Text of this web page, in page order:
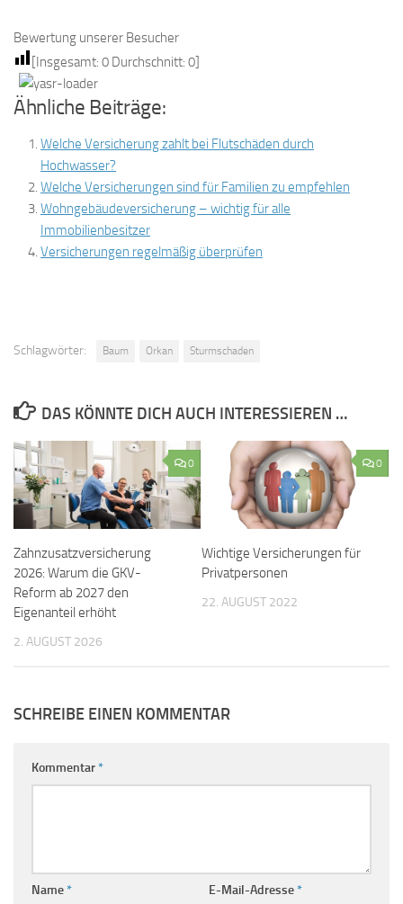
Bewertung unserer Besucher
[Insgesamt: 0 Durchschnitt: 0]
Ähnliche Beiträge:
Welche Versicherung zahlt bei Flutschäden durch
Hochwasser?
Welche Versicherungen sind für Familien zu empfehlen
Wohngebäudeversicherung – wichtig für alle
Immobilienbesitzer
Versicherungen regelmäßig überprüfen
Schlagwörter: Baum Orkan Sturmschaden
DAS KÖNNTE DICH AUCH INTERESSIEREN …
0
Zahnzusatzversicherung
2026: Warum die GKV-
Reform ab 2027 den
Eigenanteil erhöht
2. AUGUST 2026
0
Wichtige Versicherungen für
Privatpersonen
22. AUGUST 2022
SCHREIBE EINEN KOMMENTAR
Kommentar*
Name* E-Mail-Adresse*